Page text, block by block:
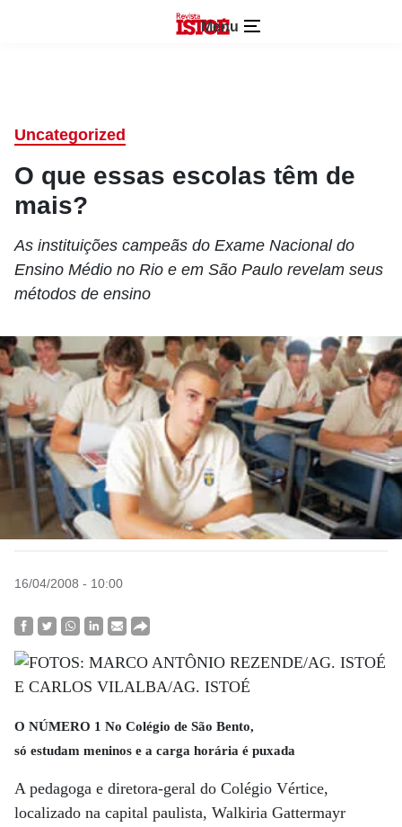
Menu
Uncategorized
O que essas escolas têm de
mais?
As instituições campeãs do Exame Nacional do
Ensino Médio no Rio e em São Paulo revelam seus
métodos de ensino
16/04/2008 - 10:00
O NÚMERO 1 No Colégio de São Bento,
só estudam meninos e a carga horária é puxada
A pedagoga e diretora-geral do Colégio Vértice,
localizado na capital paulista, Walkiria Gattermayr